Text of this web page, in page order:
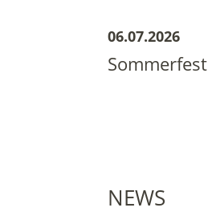
06.07.2026
Sommerfest
NEWS